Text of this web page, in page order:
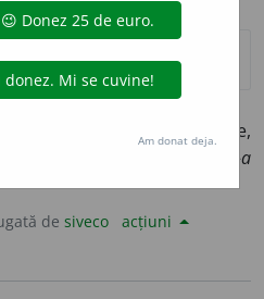
atenție,
(înv.) perierghie, privire.
(I-a
de siveco acțiuni
Am donat deja.